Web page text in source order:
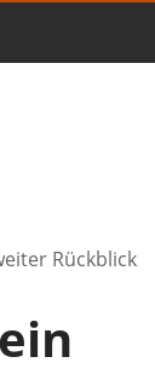
Rückblick